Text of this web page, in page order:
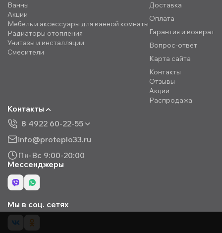
Ванны
Акции
Мебель и аксессуары для ванной комнаты
Радиаторы отопления
Унитазы и инсталляции
Смесители
Доставка
Оплата
Гарантия и возврат
Вопрос-ответ
Карта сайта
Контакты
Отзывы
Акции
Распродажа
Контакты
8 4922 60-22-55
info@proteplo33.ru
Пн-Вс 9:00-20:00
Мессенджеры
Мы в соц. сетях